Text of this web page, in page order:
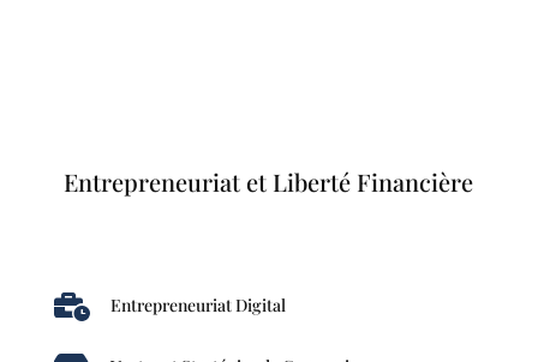
Entrepreneuriat et Liberté Financière
 Entrepreneuriat Digital